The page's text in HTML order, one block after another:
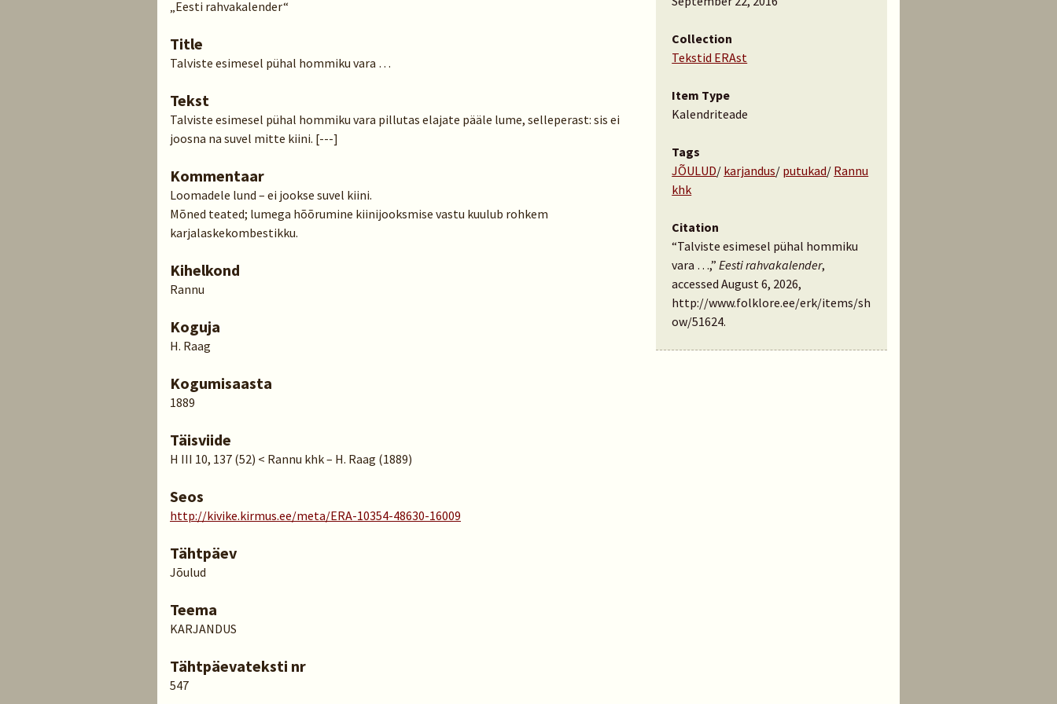
„Eesti rahvakalender“
Title
Talviste esimesel pühal hommiku vara …
Tekst
Talviste esimesel pühal hommiku vara pillutas elajate pääle lume, selleperast: sis ei
joosna na suvel mitte kiini. [---]
Kommentaar
Loomadele lund – ei jookse suvel kiini.
Mõned teated; lumega hõõrumine kiinijooksmise vastu kuulub rohkem
karjalaskekombestikku.
Kihelkond
Rannu
Koguja
H. Raag
Kogumisaasta
1889
Täisviide
H III 10, 137 (52) < Rannu khk – H. Raag (1889)
Seos
http://kivike.kirmus.ee/meta/ERA-10354-48630-16009
Tähtpäev
Jõulud
Teema
KARJANDUS
Tähtpäevateksti nr
547
Collection
Tekstid ERAst
Item Type
Kalendriteade
Tags
JÕULUD/ karjandus/ putukad/ Rannu
khk
Citation
“Talviste esimesel pühal hommiku
vara …,”Eesti rahvakalender,
accessed August 6, 2026,
http://www.folklore.ee/erk/items/sh
ow/51624.